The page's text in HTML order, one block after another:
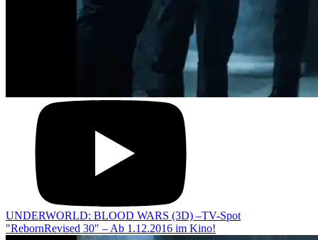
UNDERWORLD: BLOOD WARS (3D) –TV-Spot
"RebornRevised 30" – Ab 1.12.2016 im Kino!